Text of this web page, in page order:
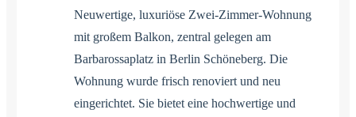
Neuwertige, luxuriöse Zwei-Zimmer-Wohnung
mit großem Balkon, zentral gelegen am
Barbarossaplatz in Berlin Schöneberg. Die
Wohnung wurde frisch renoviert und neu
eingerichtet. Sie bietet eine hochwertige und